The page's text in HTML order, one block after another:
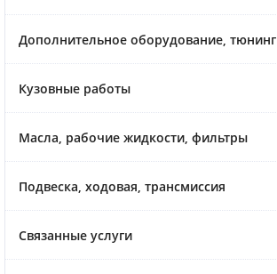
Дополнительное оборудование, тюнинг
Кузовные работы
Масла, рабочие жидкости, фильтры
Подвеска, ходовая, трансмиссия
Связанные услуги